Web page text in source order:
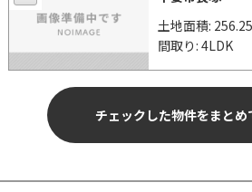
土地面積:
間取り: 4LDK